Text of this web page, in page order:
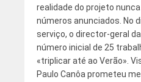
realidade do projeto
números anunciados. No
serviço, o director-geral
número inicial de 25
«triplicar até ao Verão».
Paulo Canôa prometeu